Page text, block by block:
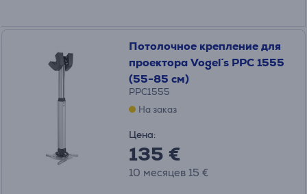
Потолочное крепление для
проектора Vogel´s PPC 1555
(55-85 см)
PPC1555
На заказ
Цена:
135 €
10 месяцев 15 €